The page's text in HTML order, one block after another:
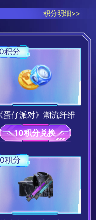
严选卡
严选卡
积分明细>>
积分
《蛋仔派对》潮流纤维
10积分兑换
积分